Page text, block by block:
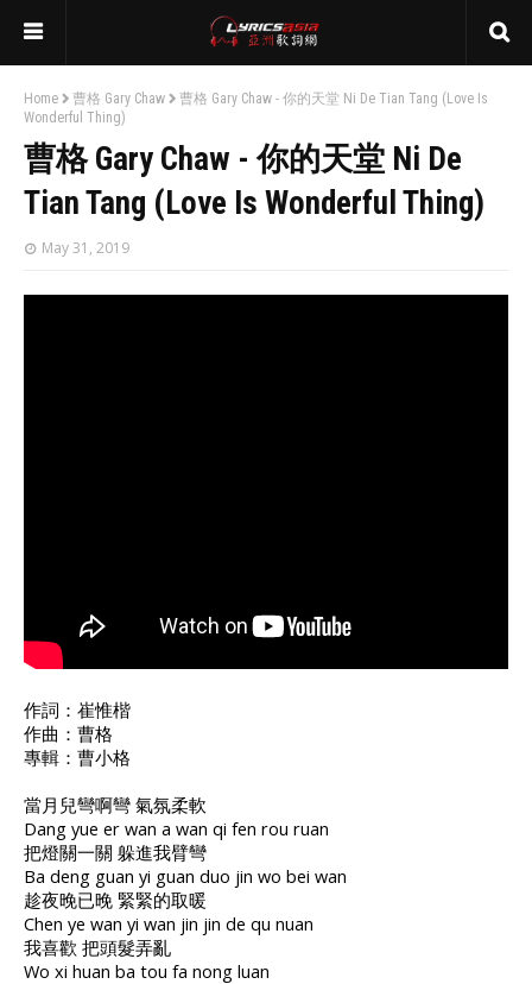
Home 曹格 Gary Chaw
曹格 Gary Chaw - 你的天堂 Ni De Tian Tang (Love Is
Wonderful Thing)
曹格 Gary Chaw - 你的天堂 Ni De
Tian Tang (Love Is Wonderful Thing)
May 31, 2019
作詞：崔惟楷
作曲：曹格
專輯：曹小格
當月兒彎啊彎 氣氛柔軟
Dang yue er wan a wan qi fen rou ruan
把燈關一關 躲進我臂彎
Ba deng guan yi guan duo jin wo bei wan
趁夜晚已晚 緊緊的取暖
Chen ye wan yi wan jin jin de qu nuan
我喜歡 把頭髮弄亂
Wo xi huan ba tou fa nong luan